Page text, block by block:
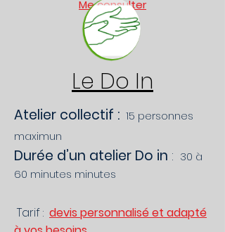
Me consulter
Le Do In
Atelier collectif : 15 personnes
maximun
Durée d’un atelier Do in : 30 à
60 minutes minutes
Tarif : devis personnalisé et adapté